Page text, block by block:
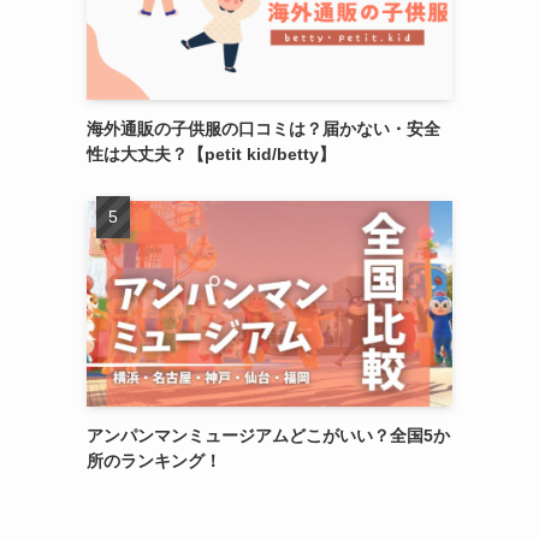
海外通販の子供服の口コミは？届かない・安全
性は大丈夫？【petit kid/betty】
アンパンマンミュージアムどこがいい？全国5か
所のランキング！